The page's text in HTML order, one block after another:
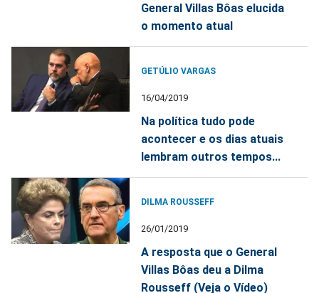
General Villas Bôas elucida
o momento atual
GETÚLIO VARGAS
16/04/2019
Na política tudo pode
acontecer e os dias atuais
lembram outros tempos...
DILMA ROUSSEFF
26/01/2019
A resposta que o General
Villas Bôas deu a Dilma
Rousseff (Veja o Vídeo)